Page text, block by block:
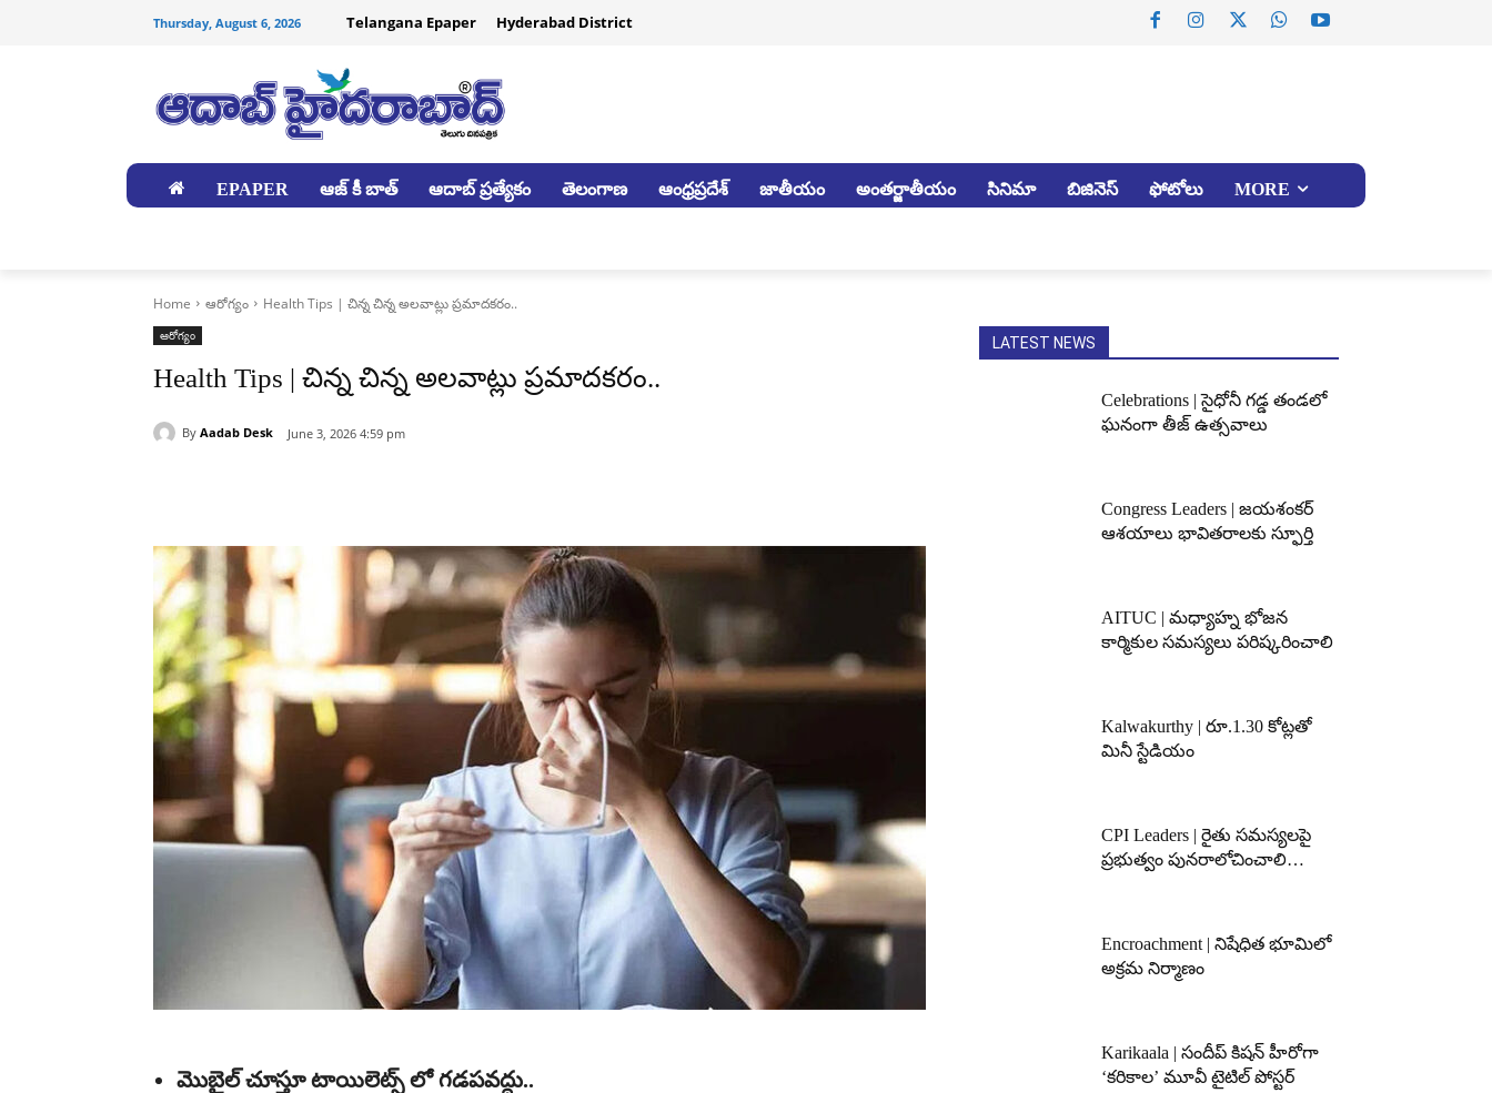
Thursday, August 6, 2026 Telangana Epaper Hyderabad District
EPAPER ఆజ్ కీ బాత్ ఆదాబ్ ప్రత్యేకం తెలంగాణ ఆంధ్రప్రదేశ్ జాతీయం అంతర్జాతీయం సినిమా బిజినెస్ ఫోటోలు MORE
Home ఆరోగ్యం Health Tips | చిన్న చిన్న అలవాట్లు ప్రమాదకరం..
ఆరోగ్యం
Health Tips | చిన్న చిన్న అలవాట్లు ప్రమాదకరం..
By Aadab Desk June 3, 2026 4:59 pm
మొబైల్ చూస్తూ టాయిలెట్స్ లో గడపవద్దు..
LATEST NEWS
Celebrations | సైధోనీ గడ్డ తండలో
ఘనంగా తీజ్ ఉత్సవాలు
Congress Leaders | జయశంకర్
ఆశయాలు భావితరాలకు స్ఫూర్తి
AITUC | మధ్యాహ్న భోజన
కార్మికుల సమస్యలు పరిష్కరించాలి
Kalwakurthy | రూ.1.30 కోట్లతో
మినీ స్టేడియం
CPI Leaders | రైతు సమస్యలపై
ప్రభుత్వం పునరాలోచించాలి…
Encroachment | నిషేధిత భూమిలో
అక్రమ నిర్మాణం
Karikaala | సందీప్ కిషన్ హీరోగా
‘కరికాల’ మూవీ టైటిల్ పోస్టర్